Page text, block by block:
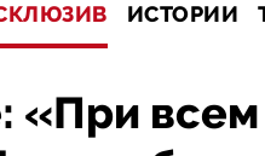
ИСТОРИИ
«При всем